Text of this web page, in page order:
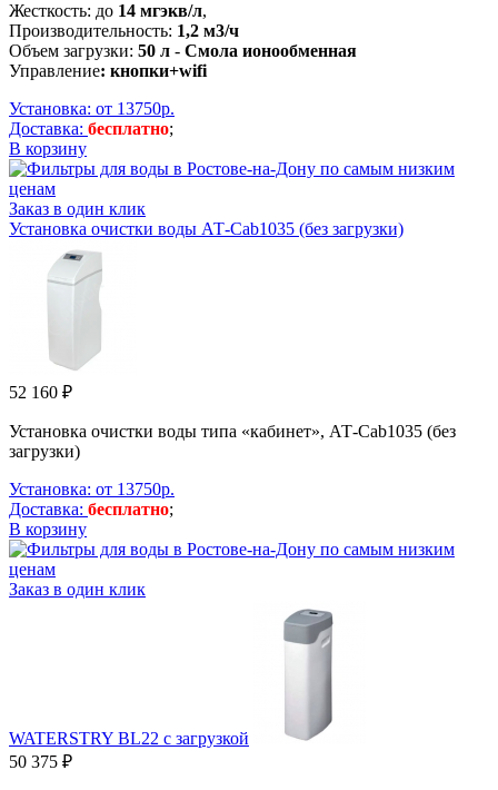
Жесткость: до 14 мгэкв/л,
Производительность: 1,2 м3/ч
Объем загрузки: 50 л - Смола ионообменная
Управление: кнопки+wifi
Установка: от 13750р.
Доставка: бесплатно;
В корзину
Заказ в один клик
Установка очистки воды АТ-Cab1035 (без загрузки)
52 160 ₽
Установка очистки воды типа «кабинет», АТ-Cab1035 (без
загрузки)
Установка: от 13750р.
Доставка: бесплатно;
В корзину
Заказ в один клик
WATERSTRY BL22 с загрузкой
50 375 ₽